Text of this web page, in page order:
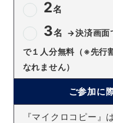
2名
3名 →決済画面
で１人分無料（※先行
なれません）
ご参加に
『マイクロコピー』